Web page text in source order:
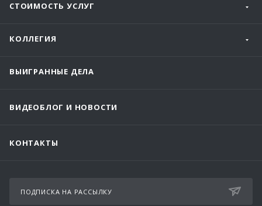
СТОИМОСТЬ УСЛУГ
КОЛЛЕГИЯ
ВЫИГРАННЫЕ ДЕЛА
ВИДЕОБЛОГ И НОВОСТИ
КОНТАКТЫ
ПОДПИСКА НА РАССЫЛКУ